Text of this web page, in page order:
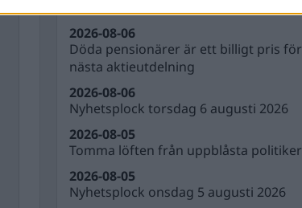
Döda pensionärer är ett billigt pris för
nästa aktieutdelning
2026-08-06
Nyhetsplock torsdag 6 augusti 2026
2026-08-06
Tomma löften från uppblåsta politiker
2026-08-05
Nyhetsplock onsdag 5 augusti 2026
2026-08-05